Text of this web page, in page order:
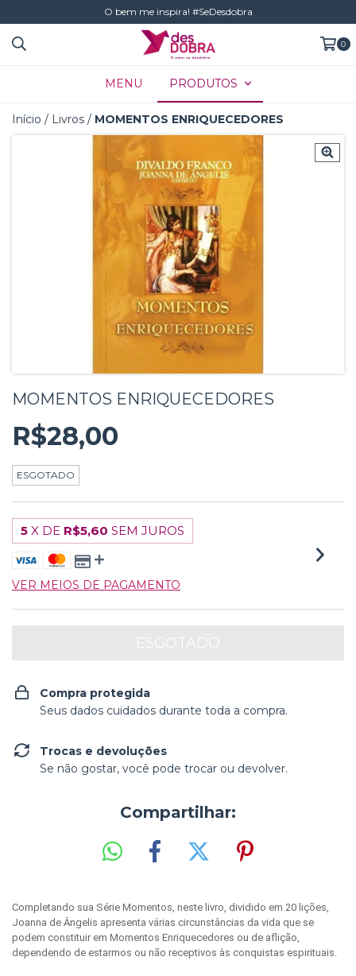
O bem me inspira! #SeDesdobra
0
MENU PRODUTOS
Início / Livros / MOMENTOS ENRIQUECEDORES
MOMENTOS ENRIQUECEDORES
R$28,00
ESGOTADO
5 X DE R$5,60 SEM JUROS
VER MEIOS DE PAGAMENTO
Compra protegida
Seus dados cuidados durante toda a compra.
Trocas e devoluções
Se não gostar, você pode trocar ou devolver.
Compartilhar:
Completando sua Série Momentos, neste livro, dividido em 20 lições,
Joanna de Ângelis apresenta várias circunstâncias da vida que se
podem constituir em Momentos Enriquecedores ou de aflição,
dependendo de estarmos ou não receptivos às conquistas espirituais.